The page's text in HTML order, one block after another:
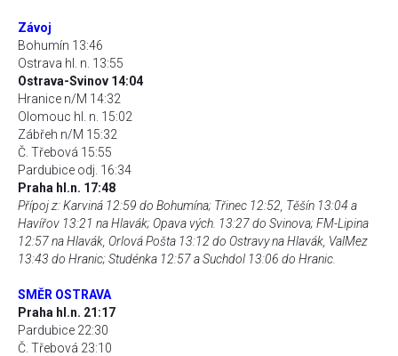
Závoj
Bohumín 13:46
Ostrava hl. n. 13:55
Ostrava-Svinov 14:04
Hranice n/M 14:32
Olomouc hl. n. 15:02
Zábřeh n/M 15:32
Č. Třebová 15:55
Pardubice odj. 16:34
Praha hl.n. 17:48
Přípoj z: Karviná 12:59 do Bohumína; Třinec 12:52, Těšín 13:04 a
Havířov 13:21 na Hlavák; Opava vých. 13:27 do Svinova; FM-Lipina
12:57 na Hlavák, Orlová Pošta 13:12 do Ostravy na Hlavák, ValMez
13:43 do Hranic; Studénka 12:57 a Suchdol 13:06 do Hranic.
SMĚR OSTRAVA
Praha hl.n. 21:17
Pardubice 22:30
Č. Třebová 23:10